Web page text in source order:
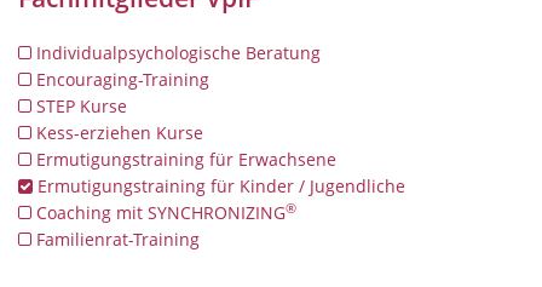
Individualpsychologische Beratung
Encouraging-Training
STEP Kurse
Kess-erziehen Kurse
Ermutigungstraining für Erwachsene
Ermutigungstraining für Kinder / Jugendliche
Coaching mit SYNCHRONIZING®
Familienrat-Training